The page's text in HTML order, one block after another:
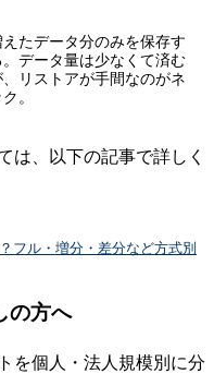
えたデータ分のみを保存す
。データ量は少なくて済む
、リストアが手間なのがネ
。
は、以下の記事で詳しく
フル・増分・差分など方式別
の方へ
を個人・法人規模別に分